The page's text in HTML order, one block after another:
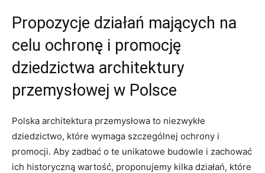
Propozycje działań mających na
celu ochronę i promocję
dziedzictwa architektury
przemysłowej w Polsce
Polska architektura przemysłowa to niezwykłe
dziedzictwo, które wymaga szczególnej ochrony i
promocji. Aby zadbać o te unikatowe budowle i zachować
ich historyczną wartość, proponujemy kilka działań, które